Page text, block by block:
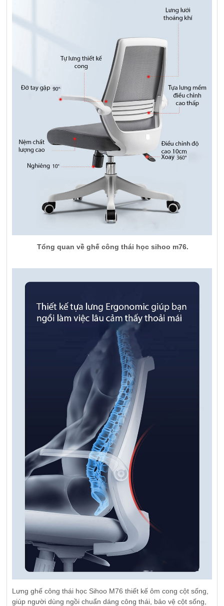
Tổng quan về ghế công thái học sihoo m76.
Lưng ghế công thái học Sihoo M76 thiết kế ôm cong cột sống,
giúp người dùng ngồi chuẩn dáng công thái, bảo vệ cột sống,